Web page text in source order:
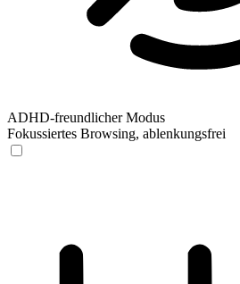
ADHD-freundlicher Modus
Fokussiertes Browsing, ablenkungsfrei